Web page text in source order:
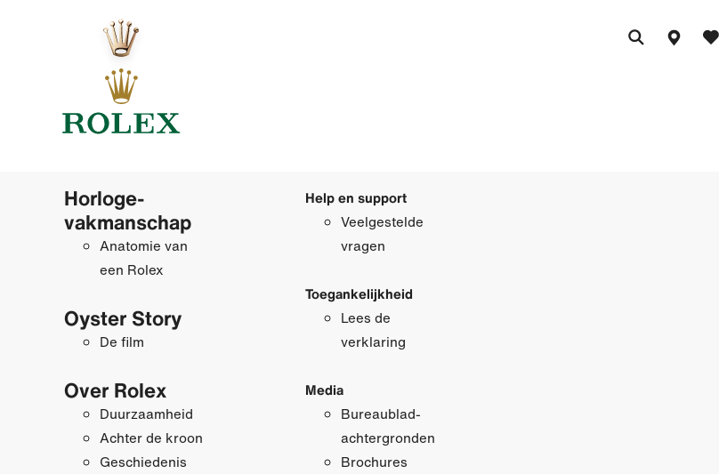
Horloge­
vakmanschap
Anatomie van
een Rolex
Oyster Story
De film
Over Rolex
Duurzaamheid
Achter de kroon
Geschiedenis
Help en support
Veelgestelde
vragen
Toegankelijkheid
Lees de
verklaring
Media
Bureaublad­
achtergronden
Brochures